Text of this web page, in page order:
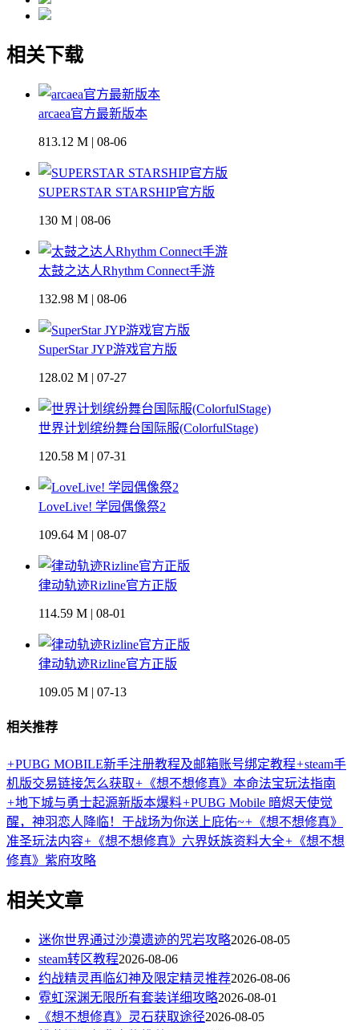
相关下载
arcaea官方最新版本
813.12 M | 08-06
SUPERSTAR STARSHIP官方版
130 M | 08-06
太鼓之达人Rhythm Connect手游
132.98 M | 08-06
SuperStar JYP游戏官方版
128.02 M | 07-27
世界计划缤纷舞台国际服(ColorfulStage)
120.58 M | 07-31
LoveLive! 学园偶像祭2
109.64 M | 08-07
律动轨迹Rizline官方正版
114.59 M | 08-01
律动轨迹Rizline官方正版
109.05 M | 07-13
相关推荐
+PUBG MOBILE新手注册教程及邮箱账号绑定教程+steam手
机版交易链接怎么获取+ 《想不想修真》本命法宝玩法指南
+地下城与勇士起源新版本爆料+PUBG Mobile 暗烬天使觉
醒，神羽恋人降临！于战场为你送上庇佑~+ 《想不想修真》
准圣玩法内容+ 《想不想修真》六界妖族资料大全+ 《想不想
修真》紫府攻略
相关文章
迷你世界通过沙漠遗迹的咒岩攻略2026-08-05
steam转区教程2026-08-06
约战精灵再临幻神及限定精灵推荐2026-08-06
霓虹深渊无限所有套装详细攻略2026-08-01
《想不想修真》灵石获取途径2026-08-05